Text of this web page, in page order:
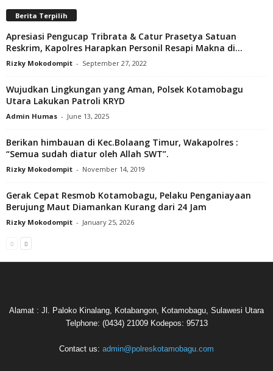
Berita Terpilih
Apresiasi Pengucap Tribrata & Catur Prasetya Satuan
Reskrim, Kapolres Harapkan Personil Resapi Makna di...
Rizky Mokodompit - September 27, 2022
Wujudkan Lingkungan yang Aman, Polsek Kotamobagu
Utara Lakukan Patroli KRYD
Admin Humas - June 13, 2025
Berikan himbauan di Kec.Bolaang Timur, Wakapolres :
“Semua sudah diatur oleh Allah SWT”.
Rizky Mokodompit - November 14, 2019
Gerak Cepat Resmob Kotamobagu, Pelaku Penganiayaan
Berujung Maut Diamankan Kurang dari 24 Jam
Rizky Mokodompit - January 25, 2026
Alamat : Jl. Paloko Kinalang, Kotabangon, Kotamobagu, Sulawesi Utara
Telphone: (0434) 21009 Kodepos: 95713
Contact us: admin@polreskotamobagu.com